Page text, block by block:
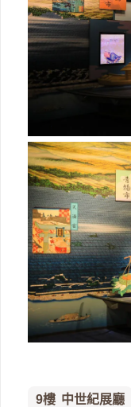
9樓 中世紀展廳